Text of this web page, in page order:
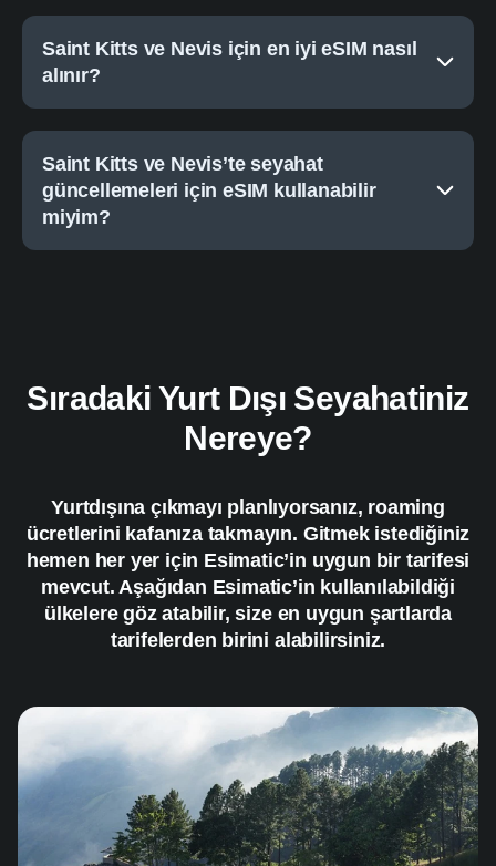
Saint Kitts ve Nevis için en iyi eSIM nasıl
alınır?
Saint Kitts ve Nevis’te seyahat
güncellemeleri için eSIM kullanabilir
miyim?
Sıradaki Yurt Dışı Seyahatiniz
Nereye?
Yurtdışına çıkmayı planlıyorsanız, roaming
ücretlerini kafanıza takmayın. Gitmek istediğiniz
hemen her yer için Esimatic’in uygun bir tarifesi
mevcut. Aşağıdan Esimatic’in kullanılabildiği
ülkelere göz atabilir, size en uygun şartlarda
tarifelerden birini alabilirsiniz.